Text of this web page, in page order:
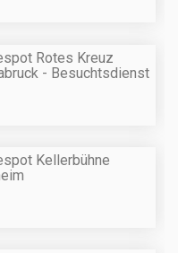
Rotes Kreuz
- Besuchtsdienst
Kellerbühne